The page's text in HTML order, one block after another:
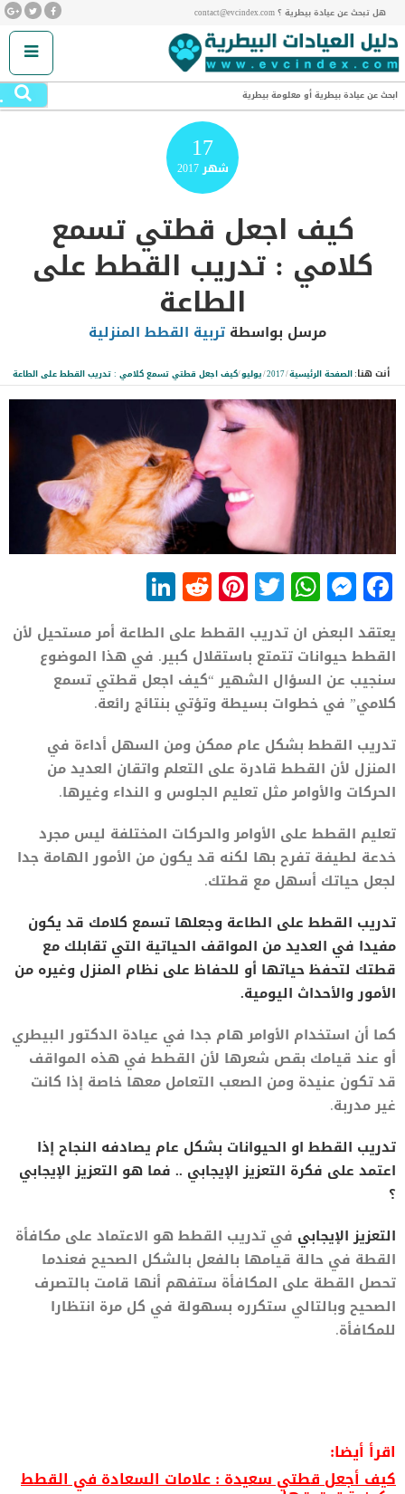
هل تبحث عن عيادة بيطرية ؟ contact@evcindex.com
ابحث عن عيادة بيطرية أو معلومة بيطرية
17
شهر2017
كيف اجعل قطتي تسمع
كلامي : تدريب القطط على
الطاعة
مرسل بواسطةتربية القطط المنزلية
أنت هنا:الصفحة الرئيسية/
2017
/يوليو/كيف اجعل قطتي تسمع كلامي : تدريب القطط على الطاعة
Facebook
Messenger
WhatsApp
Twitter
Pinterest
Reddit
يعتقد البعض ان تدريب القطط على الطاعة أمر مستحيل لأن
القطط حيوانات تتمتع باستقلال كبير. في هذا الموضوع
سنجيب عن السؤال الشهير “كيف اجعل قطتي تسمع
كلامي” في خطوات بسيطة وتؤتي بنتائج رائعة.
تدريب القطط بشكل عام ممكن ومن السهل أداءة في
المنزل لأن القطط قادرة على التعلم واتقان العديد من
الحركات والأوامر مثل تعليم الجلوس و النداء وغيرها.
تعليم القطط على الأوامر والحركات المختلفة ليس مجرد
خدعة لطيفة تفرح بها لكنه قد يكون من الأمور الهامة جدا
لجعل حياتك أسهل مع قطتك.
تدريب القطط على الطاعة وجعلها تسمع كلامك قد يكون
مفيدا في العديد من المواقف الحياتية التي تقابلك مع
قطتك لتحفظ حياتها أو للحفاظ على نظام المنزل وغيره من
الأمور والأحداث اليومية.
كما أن استخدام الأوامر هام جدا في عيادة الدكتور البيطري
أو عند قيامك بقص شعرها لأن القطط في هذه المواقف
قد تكون عنيدة ومن الصعب التعامل معها خاصة إذا كانت
غير مدربة.
تدريب القطط او الحيوانات بشكل عام يصادفه النجاح إذا
اعتمد على فكرة التعزيز الإيجابي .. فما هو التعزيز الإيجابي
؟
التعزيز الإيجابي في تدريب القطط هو الاعتماد على مكافأة
القطة في حالة قيامها بالفعل بالشكل الصحيح فعندما
تحصل القطة على المكافأة ستفهم أنها قامت بالتصرف
الصحيح وبالتالي ستكرره بسهولة في كل مرة انتظارا
للمكافأة.
اقرأ أيضا:
كيف أجعل قطتي سعيدة : علامات السعادة في القطط